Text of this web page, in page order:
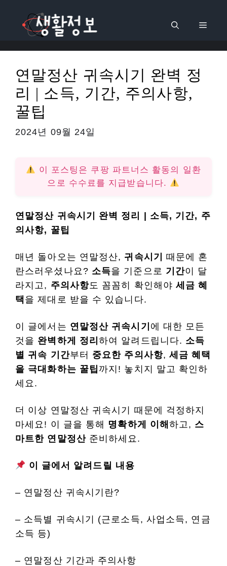
로
메
연말정산 귀속시기 완벽 정
리 | 소득, 기간, 주의사항,
꿀팁
2024년 09월 24일
이 포스팅은 쿠팡 파트너스 활동의 일환
으로 수수료를 지급받습니다.
연말정산 귀속시기 완벽 정리 | 소득, 기간, 주
의사항, 꿀팁
매년 돌아오는 연말정산, 귀속시기
때문에 혼
란스러우셨나요? 소득을 기준으로 기간이 달
라지고, 주의사항도 꼼꼼히 확인해야세금 혜
택 을 제대로 받을 수 있습니다.
이 글에서는 연말정산 귀속시기 에 대한 모든
것을 완벽하게 정리하여 알려드립니다. 소득
별 귀속 기간부터 중요한 주의사항,세금 혜택
을 극대화하는 꿀팁 까지! 놓치지 말고 확인하
세요.
더 이상 연말정산 귀속시기 때문에 걱정하지
마세요! 이 글을 통해 명확하게 이해하고, 스
마트한 연말정산준비하세요.
이 글에서 알려드릴 내용
– 연말정산 귀속시기란?
– 소득별 귀속시기 (근로소득, 사업소득, 연금
소득 등)
– 연말정산 기간과 주의사항